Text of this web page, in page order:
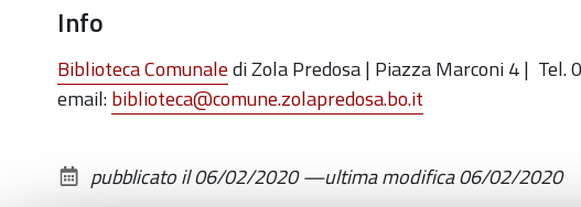
per
di
6-
mesi
Info
Biblioteca Comunaledi Zola Predosa | Piazza Marconi 4 | Tel.
email:biblioteca@comune.zolapredosa.bo.it
pubblicato il06/02/2020—ultima modifica06/02/2020